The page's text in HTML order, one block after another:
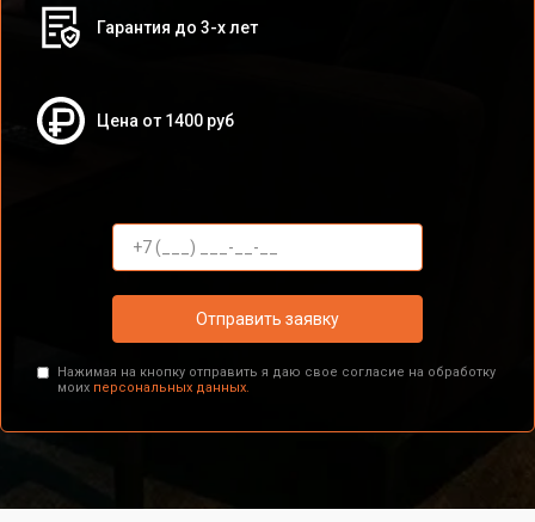
Гарантия до 3-х лет
Цена от 1400 руб
Отправить заявку
Нажимая на кнопку отправить я даю свое согласие на обработку
моих персональных данных.